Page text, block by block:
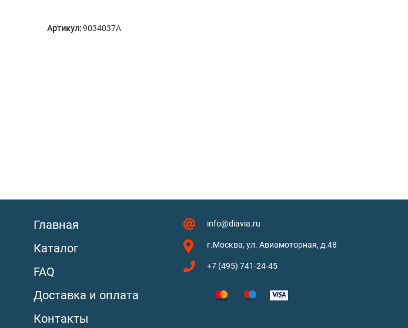
Артикул:9034037A
Главная
Каталог
FAQ
Доставка и оплата
Контакты
info@diavia.ru
г.Москва, ул. Авиамоторная, д.48
+7 (495) 741-24-45